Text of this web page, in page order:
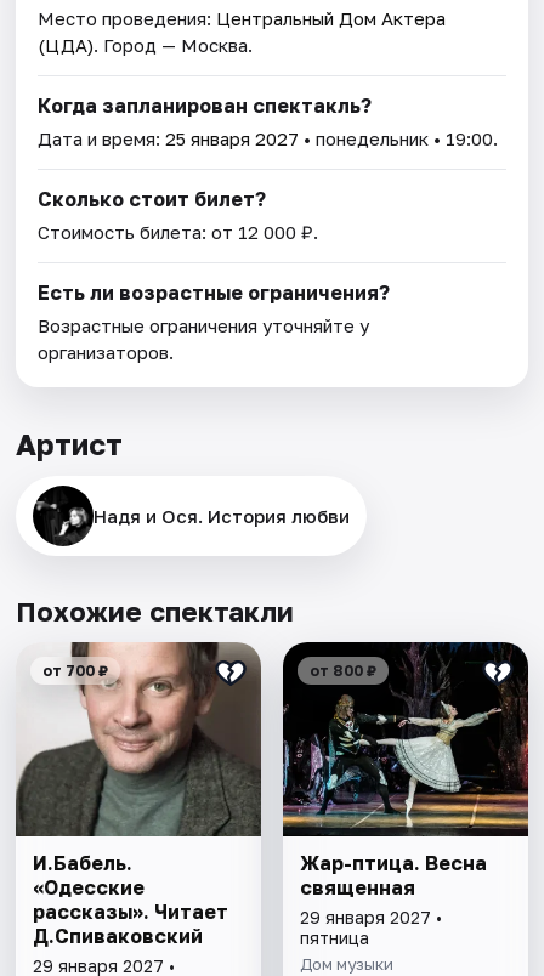
Место проведения: Центральный Дом Актера
(ЦДА). Город — Москва.
Когда запланирован спектакль?
Дата и время:25 января 2027 • понедельник • 19:00.
Сколько стоит билет?
Стоимость билета: от 12 000 ₽.
Есть ли возрастные ограничения?
Возрастные ограничения уточняйте у
организаторов.
Артист
Надя и Ося. История любви
Похожие спектакли
от 700 ₽
И.Бабель.
«Одесские
рассказы». Читает
Д.Спиваковский
29 января 2027 •
от 800 ₽
Жар-птица. Весна
священная
29 января 2027 •
пятница
Дом музыки